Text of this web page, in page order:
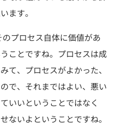
ます。
プロセス自体に価値があ
ことですね。プロセスは成
て、プロセスがよかった、
で、それまではよい、悪い
いいということではなく
ないよということですね。